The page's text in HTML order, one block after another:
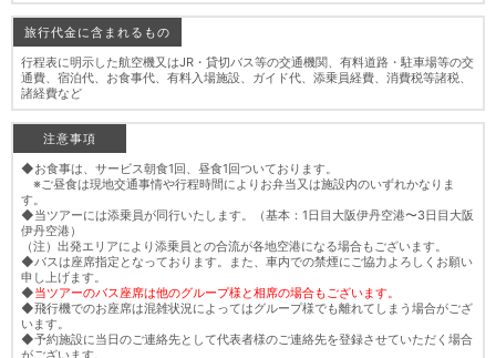
旅行代金に含まれるもの
行程表に明示した航空機又はJR・貸切バス等の交通機関、有料道路・駐車場等の交
通費、宿泊代、お食事代、有料入場施設、ガイド代、添乗員経費、消費税等諸税、
諸経費など
注意事項
◆お食事は、サービス朝食1回、昼食1回ついております。
※ご昼食は現地交通事情や行程時間によりお弁当又は施設内のいずれかなりま
す。
◆当ツアーには添乗員が同行いたします。（基本：1日目大阪伊丹空港〜3日目大阪
伊丹空港）
（注）出発エリアにより添乗員との合流が各地空港になる場合もございます。
◆バスは座席指定となっております。また、車内での禁煙にご協力よろしくお願い
申し上げます。
◆当ツアーのバス座席は他のグループ様と相席の場合もございます。
◆飛行機でのお座席は混雑状況によってはグループ様でも離れてしまう場合がござ
います。
◆予約施設に当日のご連絡先として代表者様のご連絡先を登録させていただく場合
がございます。